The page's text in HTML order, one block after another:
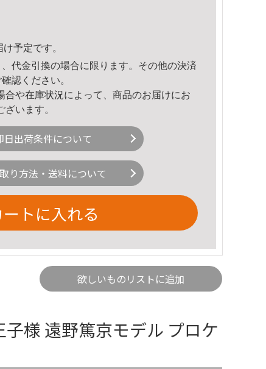
予定です。
代金引換の場合に限ります。その他の決済
認ください。
や在庫状況によって、商品のお届けにお
います。
日出荷条件について
り方法・送料について
ートに入れる
欲しいものリストに追加
様 遠野篤京モデル プロケ